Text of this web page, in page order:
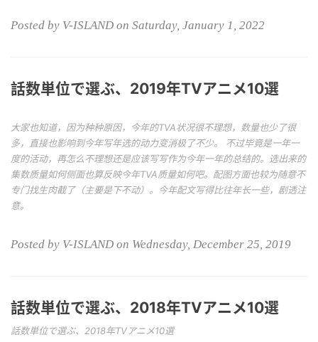
Posted by V-ISLAND on Saturday, January 1, 2022
話数単位で選ぶ、2019年TVアニメ10選
大家也知道，因为种种原因，今年的TVA状况很不理想，数量也少了很
多，直接也影响到今年写年选的动力变消极了不少。 不过毕竟是一年一
度的活动，再怎么不理想还是应该写写作为今年一年的总结的。选出来的
集数质量如何侧面也算反映今年TVA质量如何吧。配图方面也较为随意不
专门找生肉截了（主要是下不动）。今年配文写得比往年长一些，剧透注
意。
Posted by V-ISLAND on Wednesday, December 25, 2019
話数単位で選ぶ、2018年TVアニメ10選
話数単位で選ぶ、2018年TVアニメ10選